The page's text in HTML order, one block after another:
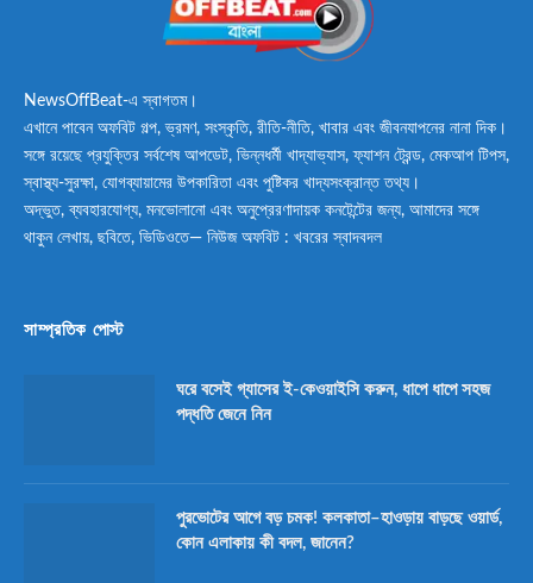
NewsOffBeat-এ স্বাগতম।
এখানে পাবেন অফবিট গল্প, ভ্রমণ, সংস্কৃতি, রীতি-নীতি, খাবার এবং জীবনযাপনের নানা দিক।
সঙ্গে রয়েছে প্রযুক্তির সর্বশেষ আপডেট, ভিন্নধর্মী খাদ্যাভ্যাস, ফ্যাশন ট্রেন্ড, মেকআপ টিপস,
স্বাস্থ্য-সুরক্ষা, যোগব্যায়ামের উপকারিতা এবং পুষ্টিকর খাদ্যসংক্রান্ত তথ্য।
অদ্ভুত, ব্যবহারযোগ্য, মনভোলানো এবং অনুপ্রেরণাদায়ক কনটেন্টের জন্য, আমাদের সঙ্গে
থাকুন লেখায়, ছবিতে, ভিডিওতে— নিউজ অফবিট : খবরের স্বাদবদল
সাম্প্রতিক পোস্ট
ঘরে বসেই গ্যাসের ই-কেওয়াইসি করুন, ধাপে ধাপে সহজ
পদ্ধতি জেনে নিন
পুরভোটের আগে বড় চমক! কলকাতা–হাওড়ায় বাড়ছে ওয়ার্ড,
কোন এলাকায় কী বদল, জানেন?